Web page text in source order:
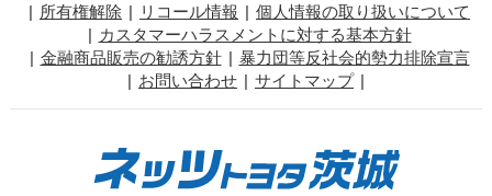
所有権解除 リコール情報
個人情報の取り扱いについて
カスタマーハラスメントに対する基本方針
金融商品販売の勧誘方針
暴力団等反社会的勢力排除宣言
お問い合わせ
サイトマップ